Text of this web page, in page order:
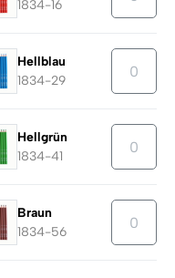
1834-16
Hellblau
1834-29
Hellgrün
1834-41
Braun
1834-56